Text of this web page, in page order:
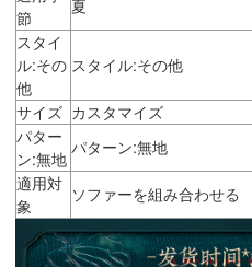
節
夏
スタイ
ル:その
他
スタイル:その他
サイズ カスタマイズ
パター
ン:無地
パターン:無地
適用対
象
ソファーを組み合わせる